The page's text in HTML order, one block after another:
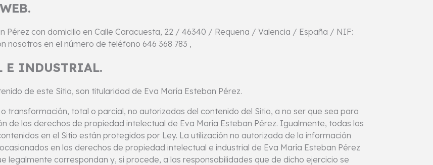
Pérez con domicilio en Calle Caracuesta, 22 / 46340 / Requena / Valencia / España / NIF:
nosotros en el número de teléfono 646 368 783 ,
E INDUSTRIAL.
de este Sitio, son titularidad de Eva María Esteban Pérez.
transformación, total o parcial, no autorizadas del contenido del Sitio, a no ser que sea para
de los derechos de propiedad intelectual de Eva María Esteban Pérez. Igualmente, todas las
en el Sitio están protegidos por Ley. La utilización no autorizada de la información
en los derechos de propiedad intelectual e industrial de Eva María Esteban Pérez
legalmente correspondan y, si procede, a las responsabilidades que de dicho ejercicio se